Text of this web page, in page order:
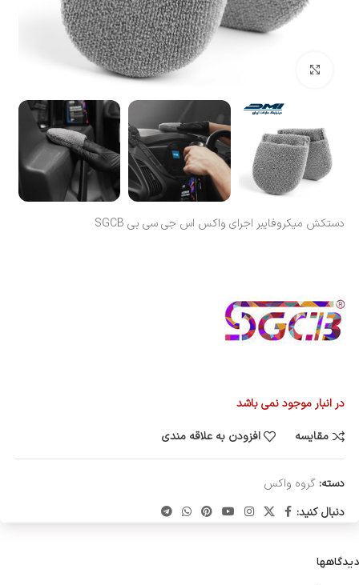
دستکش میکروفایبر اجرای واکس اس جی سی بی SGCB
در انبار موجود نمی باشد
مقایسه
افزودن به علاقه مندی
دسته: گروه واکس
دنبال کنید:
دیدگاهها